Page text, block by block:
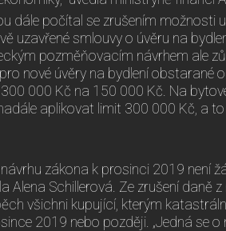
dále počítal se zrušením možnosti
uzavřené smlouvy o úvěru na
pozměňovacím návrhem ale
nové úvěry na bydlení obstarané
000 Kč na 150 000 Kč. Na
aplikovat limit 300 000 Kč, a
zákona k prosinci 2019 není
Alena Schillerová. Ze zrušení daně
všichni kupující, kterým
2019 nebo později. „Jedná se o